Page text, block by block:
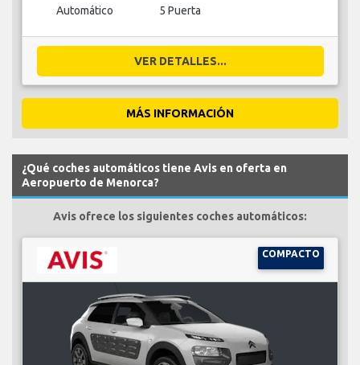
Automático 5 Puerta
VER DETALLES...
MÁS INFORMACIÓN
¿Qué coches automáticos tiene Avis en oferta en
Aeropuerto de Menorca?
Avis ofrece los siguientes coches automáticos:
COMPACTO